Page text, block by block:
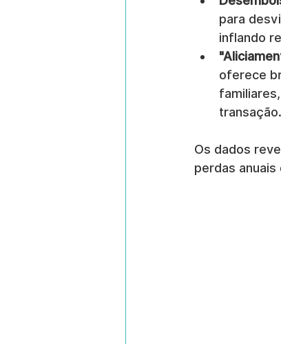
para
inflando
oferece
transação.
Os dados
perdas